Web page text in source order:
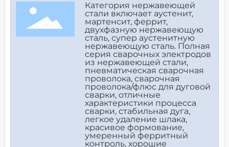
Категория нержавеющей
стали включает аустенит,
мартенсит, феррит,
двухфазную нержавеющую
сталь, супер аустенитную
нержавеющую сталь. Полная
серия сварочных электродов
из нержавеющей стали,
пневматическая сварочная
проволока, сварочная
проволока/флюс для дуговой
сварки, отличные
характеристики процесса
сварки, стабильная дуга,
легкое удаление шлака,
красивое формование,
умеренный ферритный
контроль, хорошие